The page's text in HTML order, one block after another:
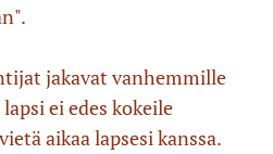
jakavat vanhemmille
ei edes kokeile
aikaa lapsesi kanssa.